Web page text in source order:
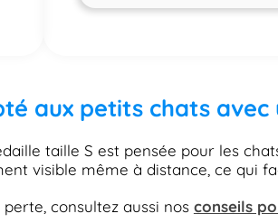
aux petits chats avec
taille S est pensée pour les
visible même à distance, ce qui
consultez aussi nos conseils